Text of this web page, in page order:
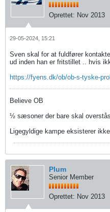
Oprettet: Nov 2013
29-05-2024, 15:21
Sven skal for at fuldfører
ud inden han er fritstillet .. hvis
https://fyens.dk/ob/ob-s-tyske-
Believe OB
½ sæsoner der bare skal
Ligegyldige kampe eksisterer ikke
Plum
Senior Member
Oprettet: Nov 2013